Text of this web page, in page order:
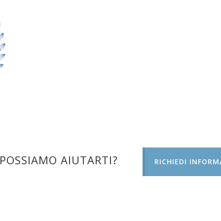
AIUTARTI? RICHIEDI